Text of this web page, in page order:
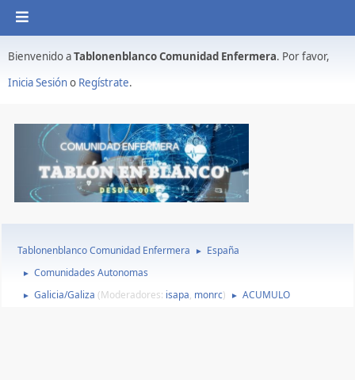
Bienvenido aTablonenblanco Comunidad Enfermera. Por favor,
Inicia Sesióno Regístrate.
Tablonenblanco Comunidad Enfermera ► España
► Comunidades Autonomas
► Galicia/Galiza (Moderadores: isapa, monrc) ► ACUMULO